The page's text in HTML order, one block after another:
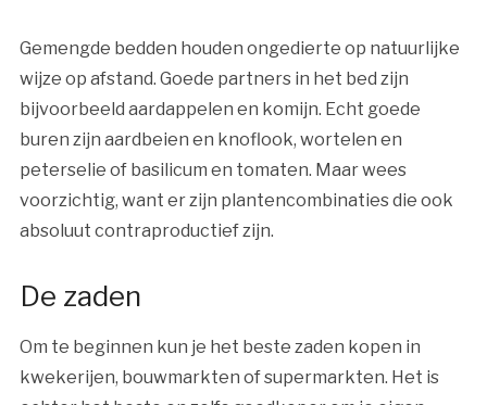
Gemengde bedden houden ongedierte op natuurlijke
wijze op afstand. Goede partners in het bed zijn
bijvoorbeeld aardappelen en komijn. Echt goede
buren zijn aardbeien en knoflook, wortelen en
peterselie of basilicum en tomaten. Maar wees
voorzichtig, want er zijn plantencombinaties die ook
absoluut contraproductief zijn.
De zaden
Om te beginnen kun je het beste zaden kopen in
kwekerijen, bouwmarkten of supermarkten. Het is